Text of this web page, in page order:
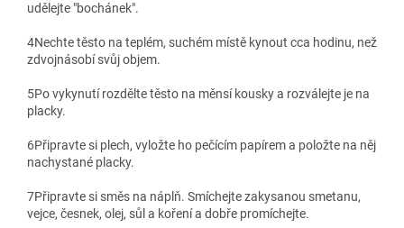
udělejte "bochánek".
4Nechte těsto na teplém, suchém místě kynout cca hodinu, než
zdvojnásobí svůj objem.
5Po vykynutí rozdělte těsto na měnsí kousky a rozválejte je na
placky.
6Připravte si plech, vyložte ho pečícím papírem a položte na něj
nachystané placky.
7Připravte si směs na náplň. Smíchejte zakysanou smetanu,
vejce, česnek, olej, sůl a koření a dobře promíchejte.